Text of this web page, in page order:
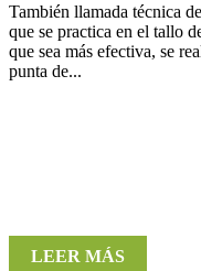
También llamada técnica
que se practica en el tallo
que sea más efectiva, se
punta de...
LEER MÁS